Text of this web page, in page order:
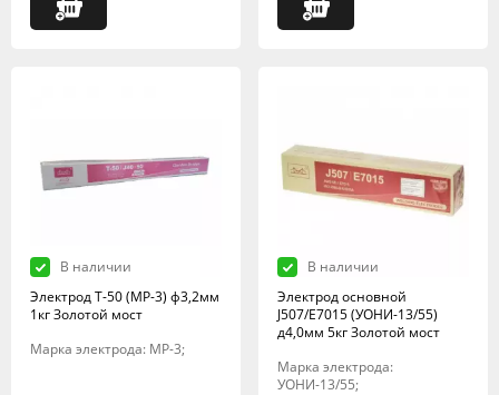
В наличии
Электрод Т-50 (МР-3) ф3,2мм
1кг Золотой мост
Марка электрода: МР-3;
В наличии
Электрод основной
J507/E7015 (УОНИ-13/55)
д4,0мм 5кг Золотой мост
Марка электрода:
УОНИ-13/55;